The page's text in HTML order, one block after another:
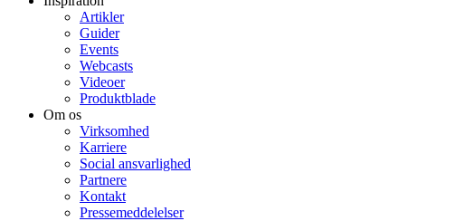
Artikler
Guider
Events
Webcasts
Videoer
Produktblade
Om os
Virksomhed
Karriere
Social ansvarlighed
Partnere
Kontakt
Pressemeddelelser